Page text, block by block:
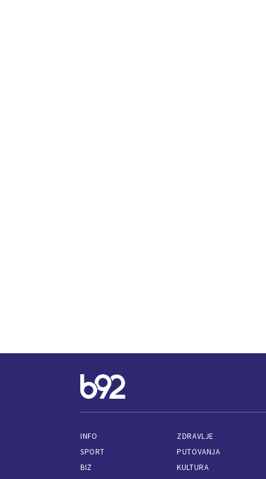
INFO
SPORT
BIZ
ZDRAVLJE
PUTOVANJA
KULTURA